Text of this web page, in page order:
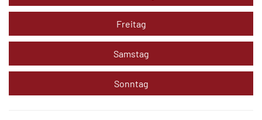
Freitag
Samstag
Sonntag